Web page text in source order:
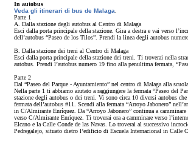
In autobus
Veda gli itinerari di bus de Malaga
Parte 1
A. Dalla stazione degli autobus al Centro di Malaga
Esci dalla porta principale della stazione. Gira a destra e vai verso
dell’autobus “Paseo de los Tilos”. Prendi la linea degli autobus
B. Dalla stazione dei treni al Centro di Malaga
Esci dalla porta principale della stazione dei treni. Ti troverai nella
autobus. Prendi l’autobus numero 19 fino alla penultima fermata,
Parte 2
Dal “Paseo del Parque - Ayuntamiento” nel centro di Malaga alla scuola
Nella parte 1 ti abbiamo aiutato a raggiungere la fermata “Paseo del
stazione degli autobus o dei treni. Vi sono circa 10 diversi autobus
fermata dell’autobus #11. Scendi alla fermata “Arroyo Jabonero”
in C/Almirante Enríquez. Da “Arroyo Jabonero” continua a
verso C/Almirante Enríquez. Ti troverai ora a camminare verso
Elcano e la Calle Conde de las Navas. Lo troverai al successivo
Pedregalejo, situato dietro l’edificio di Escuela Internacional in Calle